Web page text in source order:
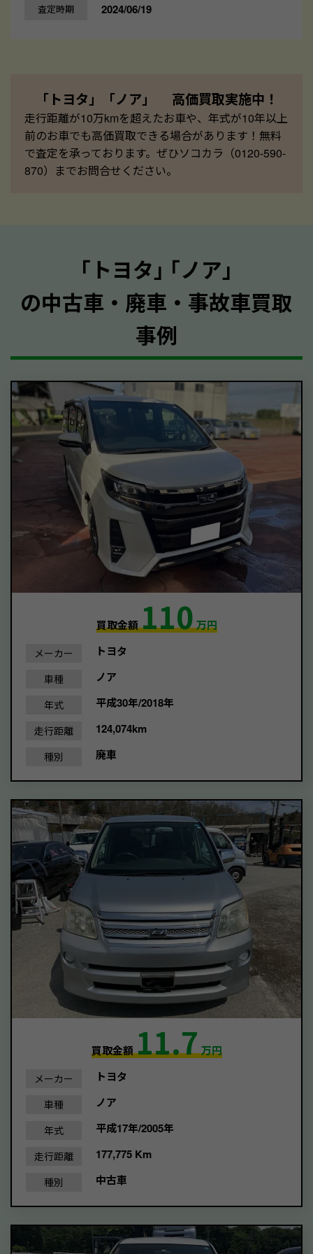
査定時期 2024/06/19
「トヨタ」「ノア」 高価買取実施中！
走行距離が10万kmを超えたお車や、年式が10年以上
前のお車でも高価買取できる場合があります！無料
で査定を承っております。ぜひソコカラ（0120-590-
870）までお問合せください。
｢トヨタ｣ ｢ノア｣
の中古車・廃車・事故車買取
事例
買取金額110万円
メーカー トヨタ
車種 ノア
年式 平成30年/2018年
走行距離 124,074km
種別 廃車
買取金額11.7万円
メーカー トヨタ
車種 ノア
年式 平成17年/2005年
走行距離 177,775 Km
種別 中古車